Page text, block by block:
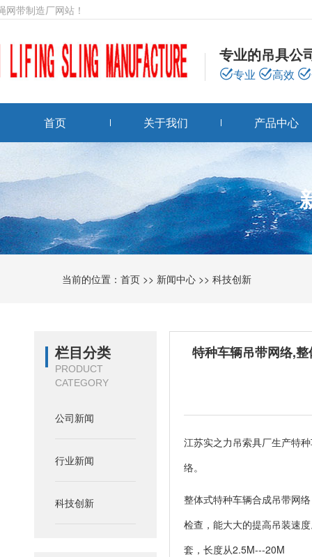
带制造厂网站！
专业的吊具公
专业 高效
首页 关于我们 产品中心
当前的位置： 首页 >> 新闻中心 >> 科技创新
栏目分类
PRODUCT
CATEGORY
公司新闻
行业新闻
科技创新
特种车辆吊带网络,
江苏实之力吊索具厂生产特
络。
整体式特种车辆合成吊带网
检查，能大大的提高吊装速
套，长度从2.5M---20M